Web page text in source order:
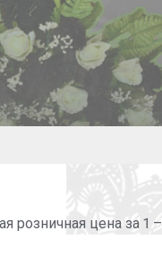
розничная цена за 1 –